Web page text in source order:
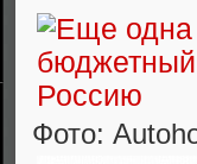
Фото: